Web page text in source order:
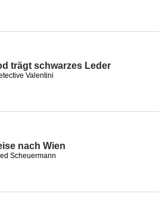
trägt schwarzes Leder
Valentini
nach Wien
Scheuermann